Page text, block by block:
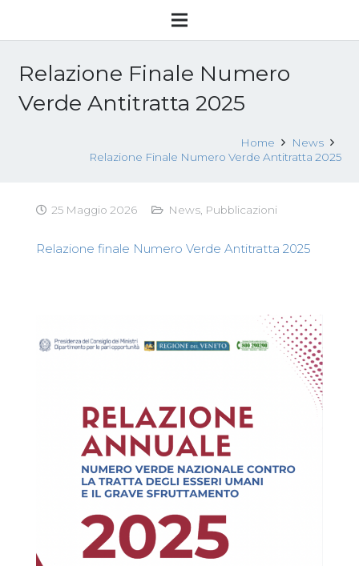
Relazione Finale Numero
Verde Antitratta 2025
Home
News
Relazione Finale Numero Verde Antitratta 2025
25 Maggio 2026 News, Pubblicazioni
Relazione finale Numero Verde Antitratta 2025